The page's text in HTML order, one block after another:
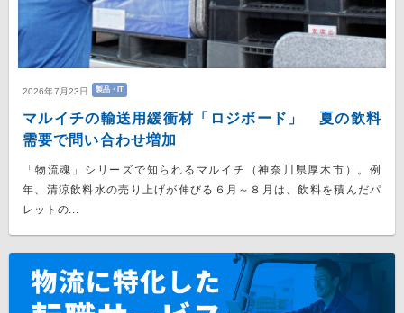
2026年7月23日 製品・IT
マルイチの輸送用緩衝材「ロジボード」 夏の飲料
需要で問い合わせ増加
「物流魂」シリーズで知られるマルイチ（神奈川県厚木市）。例
年、清涼飲料水の売り上げが伸びる６月～８月は、飲料を積んだパ
レットの...